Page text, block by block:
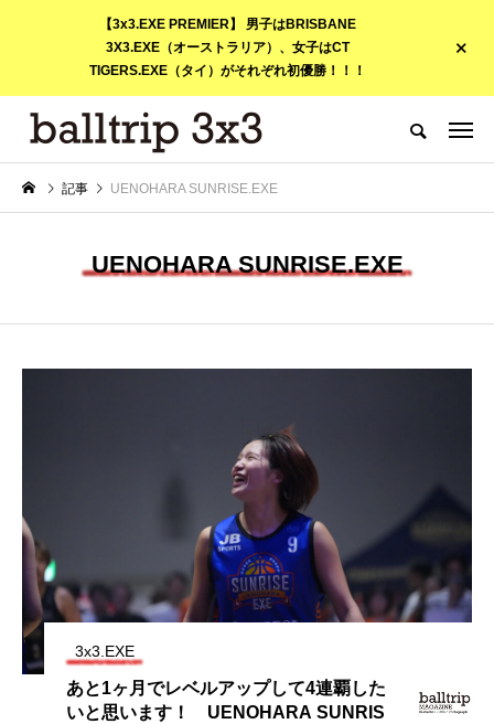
【3x3.EXE PREMIER】 男子はBRISBANE
3X3.EXE（オーストラリア）、女子はCT
TIGERS.EXE（タイ）がそれぞれ初優勝！！！
記事 UENOHARA SUNRISE.EXE
UENOHARA SUNRISE.EXE
3x3.EXE
あと1ヶ月でレベルアップして4連覇した
いと思います！ UENOHARA SUNRIS